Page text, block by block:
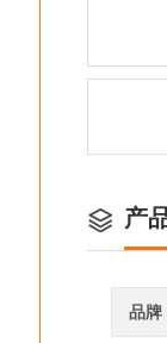
产
品牌